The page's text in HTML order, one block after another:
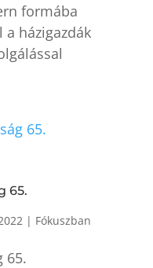
formába
házigazdák
65.
| Fókuszban
65.